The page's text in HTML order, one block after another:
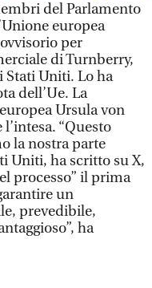
del Parlamento
europea
per
di Turnberry,
Stati Uniti. Lo ha
dell’Ue. La
Ursula von
“Questo
la nostra parte
Uniti, ha scritto su X,
processo” il prima
un
prevedibile,
ha